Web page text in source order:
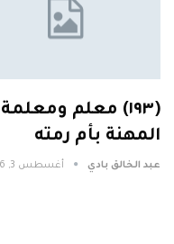
(١٩٣) معلم
المهنة بأم رمته
عبد الخالق بادي أغسطس 3, 2026